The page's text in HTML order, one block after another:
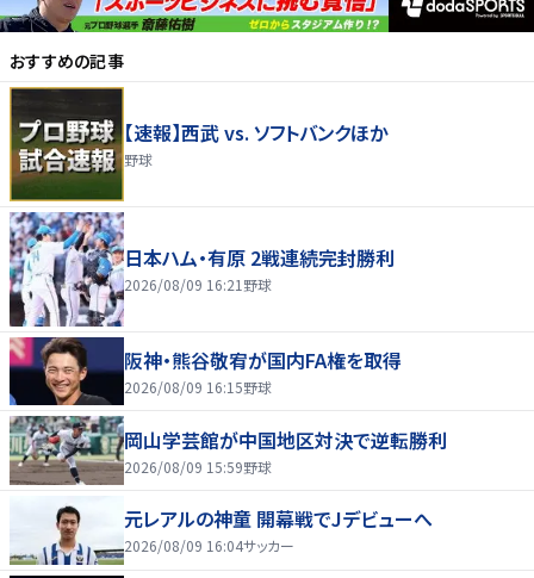
おすすめの記事
【速報】西武 vs. ソフトバンクほか
野球
日本ハム・有原 2戦連続完封勝利
2026/08/09 16:21 野球
阪神・熊谷敬宥が国内FA権を取得
2026/08/09 16:15野球
岡山学芸館が中国地区対決で逆転勝利
2026/08/09 15:59野球
元レアルの神童 開幕戦でJデビューへ
2026/08/09 16:04サッカー